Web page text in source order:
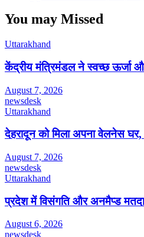
You may Missed
Uttarakhand
केंद्रीय मंत्रिमंडल ने स्वच्छ ऊर्जा और
August 7, 2026
newsdesk
Uttarakhand
देहरादून को मिला अपना वेलनेस
August 7, 2026
newsdesk
Uttarakhand
प्रदेश में विसंगति और अनमैप्ड
August 6, 2026
newsdesk